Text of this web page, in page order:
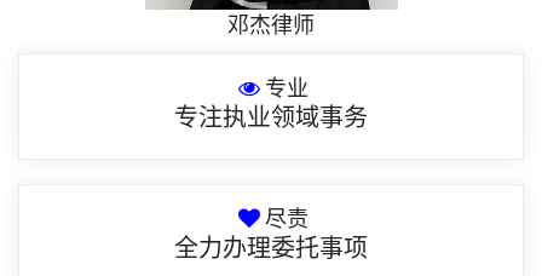
邓杰律师
专业
专注执业领域事务
尽责
全力办理委托事项